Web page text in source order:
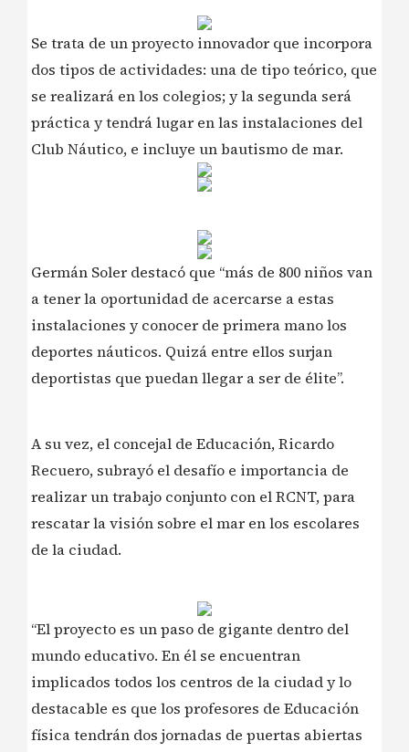
Se trata de un proyecto innovador que incorpora
dos tipos de actividades: una de tipo teórico, que
se realizará en los colegios; y la segunda será
práctica y tendrá lugar en las instalaciones del
Club Náutico, e incluye un bautismo de mar.
Germán Soler destacó que “más de 800 niños van
a tener la oportunidad de acercarse a estas
instalaciones y conocer de primera mano los
deportes náuticos. Quizá entre ellos surjan
deportistas que puedan llegar a ser de élite”.
A su vez, el concejal de Educación, Ricardo
Recuero, subrayó el desafío e importancia de
realizar un trabajo conjunto con el RCNT, para
rescatar la visión sobre el mar en los escolares
de la ciudad.
“El proyecto es un paso de gigante dentro del
mundo educativo. En él se encuentran
implicados todos los centros de la ciudad y lo
destacable es que los profesores de Educación
física tendrán dos jornadas de puertas abiertas